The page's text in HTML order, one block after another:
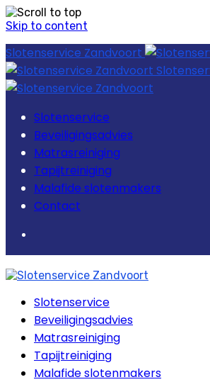
Skip to content
Slotenservice Zandvoort
Slotenservice
Beveiligingsadvies
Matrasreiniging
Tapijtreiniging
Malafide slotenmakers
Contact
Slotenservice
Beveiligingsadvies
Matrasreiniging
Tapijtreiniging
Malafide slotenmakers